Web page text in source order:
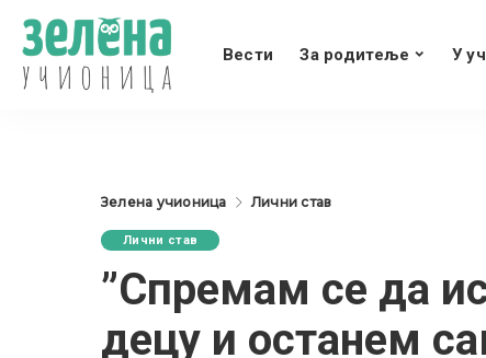
Вести За родитеље У
Зелена учионица Лични став
Лични став
”Спремам се да
децу и останем